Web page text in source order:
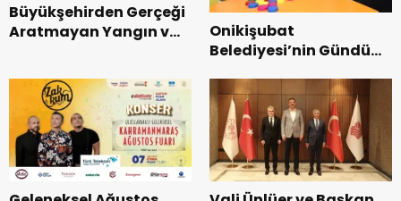
Büyükşehirden Gerçeği
Aratmayan Yangın ve
Onikişubat
Belediyesi’nin Gündüz
dönemin ön kayıtları
başladı.